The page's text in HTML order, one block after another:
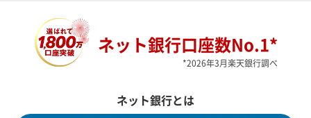
ネット銀行口座数No.1*
*2026年3月楽天銀行調べ
ネット銀行とは